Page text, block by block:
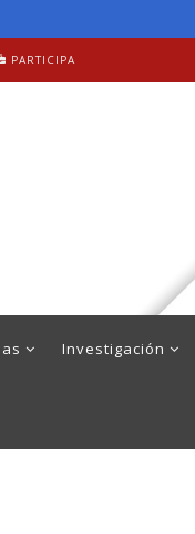
PARTICIPA
Investigación